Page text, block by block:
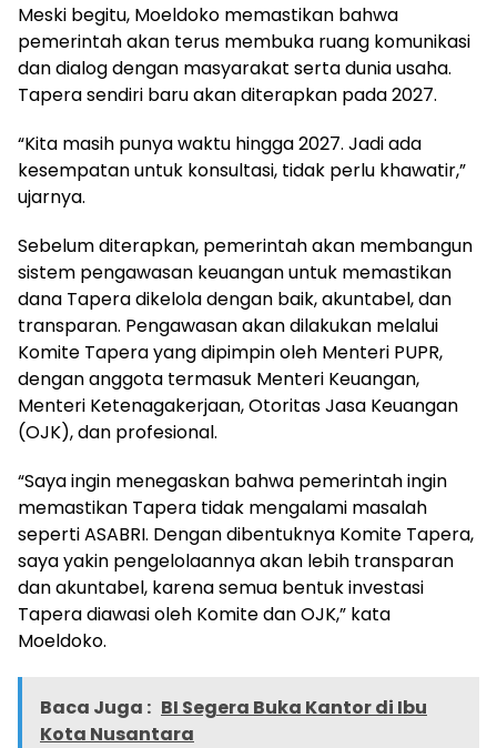
Meski begitu, Moeldoko memastikan bahwa
pemerintah akan terus membuka ruang komunikasi
dan dialog dengan masyarakat serta dunia usaha.
Tapera sendiri baru akan diterapkan pada 2027.
“Kita masih punya waktu hingga 2027. Jadi ada
kesempatan untuk konsultasi, tidak perlu khawatir,”
ujarnya.
Sebelum diterapkan, pemerintah akan membangun
sistem pengawasan keuangan untuk memastikan
dana Tapera dikelola dengan baik, akuntabel, dan
transparan. Pengawasan akan dilakukan melalui
Komite Tapera yang dipimpin oleh Menteri PUPR,
dengan anggota termasuk Menteri Keuangan,
Menteri Ketenagakerjaan, Otoritas Jasa Keuangan
(OJK), dan profesional.
“Saya ingin menegaskan bahwa pemerintah ingin
memastikan Tapera tidak mengalami masalah
seperti ASABRI. Dengan dibentuknya Komite Tapera,
saya yakin pengelolaannya akan lebih transparan
dan akuntabel, karena semua bentuk investasi
Tapera diawasi oleh Komite dan OJK,” kata
Moeldoko.
Baca Juga : BI Segera Buka Kantor di Ibu
Kota Nusantara